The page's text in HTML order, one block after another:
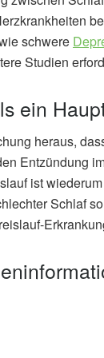
schwere
Studien
ein
heraus,
Entzündung
ist
Schlaf